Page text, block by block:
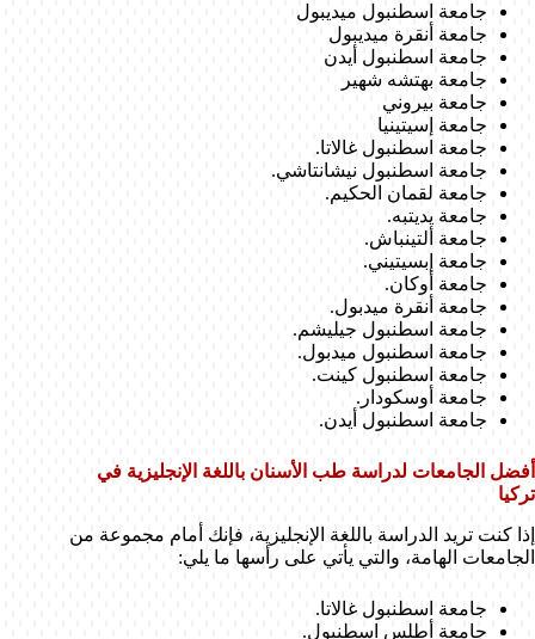
جامعة اسطنبول ميديبول
جامعة أنقرة ميديبول
جامعة اسطنبول أيدن
جامعة بهتشه شهير
جامعة بيروني
جامعة إسيتينيا
جامعة اسطنبول غالاتا.
جامعة اسطنبول نيشانتاشي.
جامعة لقمان الحكيم.
جامعة يديتبه.
جامعة ألتينباش.
جامعة إبسيتيني.
جامعة أوكان.
جامعة أنقرة ميدبول.
جامعة اسطنبول جيليشم.
جامعة اسطنبول ميدبول.
جامعة اسطنبول كينت.
جامعة أوسكودار.
جامعة اسطنبول أيدن.
أفضل الجامعات لدراسة طب الأسنان باللغة الإنجليزية في
تركيا
إذا كنت تريد الدراسة باللغة الإنجليزية، فإنك أمام مجموعة من
الجامعات الهامة، والتي يأتي على رأسها ما يلي:
جامعة اسطنبول غالاتا.
جامعة أطلس اسطنبول.